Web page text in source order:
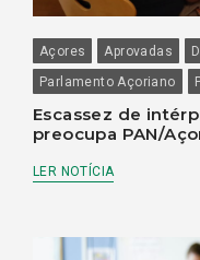
Açores Aprovadas
Parlamento Açoriano
Escassez de
preocupa PAN/
LER NOTÍCIA